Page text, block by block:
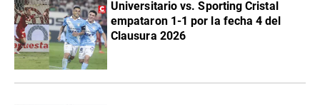
Universitario vs. Sporting Cristal
empataron 1-1 por la fecha 4 del
Clausura 2026